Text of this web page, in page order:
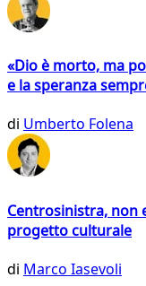
«Dio è morto, ma
e la speranza
di Umberto Folena
Centrosinistra, non
progetto culturale
di Marco Iasevoli